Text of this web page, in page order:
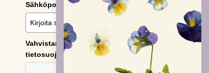
Sähköposti
Vahvistamalla tilauksen hyväksyn
tietosuojaselosteen.*